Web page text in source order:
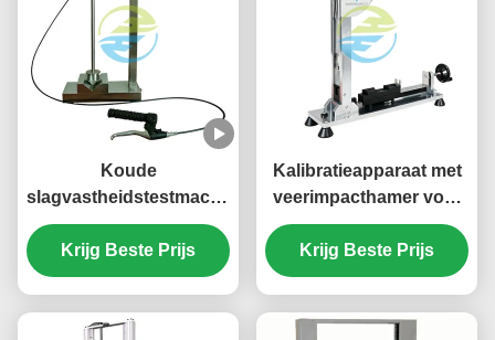
Koude
slagvastheidstestmachine
voor elektrische
accessoires en kabels |
IEC 60884
bij lage temperaturen
Krijg Beste Prijs
Kalibratieapparaat met
veerimpacthamer voor
verificatie van
impactenergie | IEC
60068-2-75
Krijg Beste Prijs